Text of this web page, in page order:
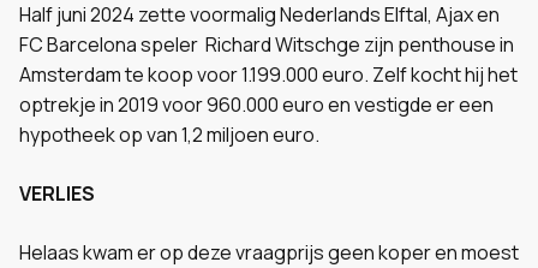
Half juni 2024 zette voormalig Nederlands Elftal, Ajax en
FC Barcelona speler Richard Witschge zijn penthouse in
Amsterdam te koop voor 1.199.000 euro. Zelf kocht hij het
optrekje in 2019 voor 960.000 euro en vestigde er een
hypotheek op van 1,2 miljoen euro.
VERLIES
Helaas kwam er op deze vraagprijs geen koper en moest